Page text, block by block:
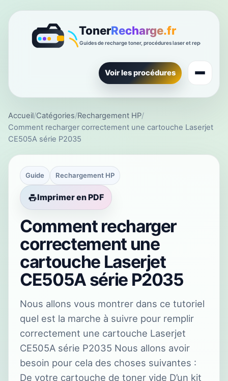
Voir les procédures
Accueil/Catégories/Rechargement HP/
Comment recharger correctement une cartouche Laserjet
CE505A série P2035
Guide Rechargement HP
Imprimer en PDF
Comment recharger
correctement une
cartouche Laserjet
CE505A série P2035
Nous allons vous montrer dans ce tutoriel
quel est la marche à suivre pour remplir
correctement une cartouche Laserjet
CE505A série P2035 Nous allons avoir
besoin pour cela des choses suivantes :
De votre cartouche de toner vide D’un kit